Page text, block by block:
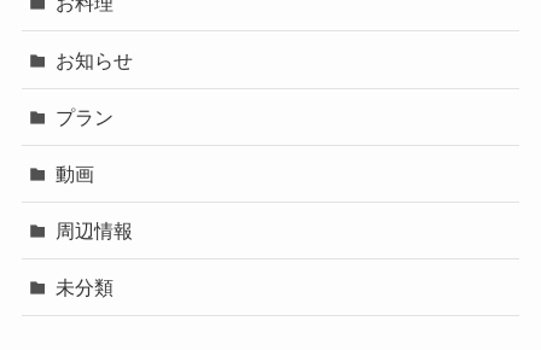
お知らせ
プラン
動画
周辺情報
未分類